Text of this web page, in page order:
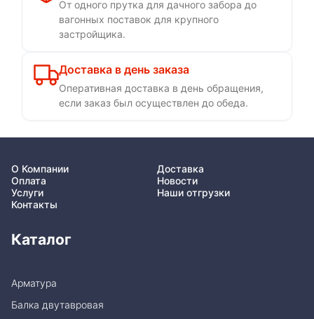
От одного прутка для дачного забора до
вагонных поставок для крупного
застройщика.
Доставка в день заказа
Оперативная доставка в день обращения,
если заказ был осуществлен до обеда.
О Компании
Доставка
Оплата
Новости
Услуги
Наши отгрузки
Контакты
Каталог
Арматура
Балка двутавровая